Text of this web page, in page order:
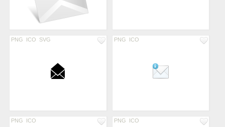
PNG ICO SVG PNG ICO
PNG ICO PNG ICO